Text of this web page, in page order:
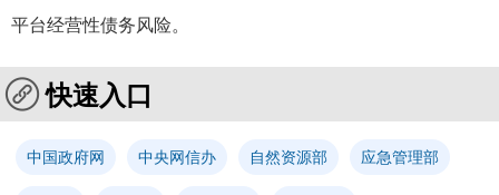
平台经营性债务风险。
快速入口
中国政府网 中央网信办 自然资源部 应急管理部